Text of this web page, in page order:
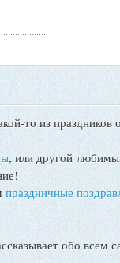
то из праздников
, или другой
праздничные
обо всем